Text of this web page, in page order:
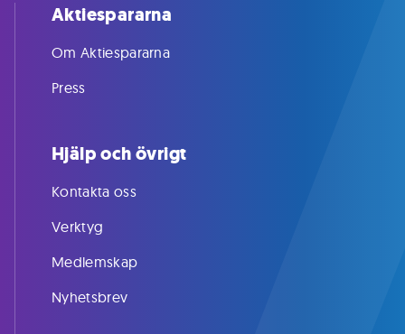
Aktiespararna
Om Aktiespararna
Press
Hjälp och övrigt
Kontakta oss
Verktyg
Medlemskap
Nyhetsbrev